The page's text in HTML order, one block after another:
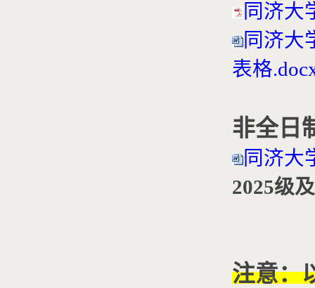
同济大
同济大
表格
非全日
同济大
2025级
注意：